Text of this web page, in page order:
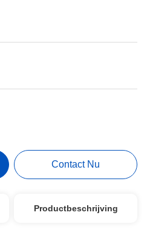
Contact Nu
Productbeschrijving